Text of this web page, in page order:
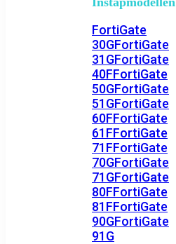
FortiGate
30GFortiGate
31GFortiGate
40FFortiGate
50GFortiGate
51GFortiGate
60FFortiGate
61FFortiGate
71FFortiGate
70GFortiGate
71GFortiGate
80FFortiGate
81FFortiGate
90GFortiGate
91G